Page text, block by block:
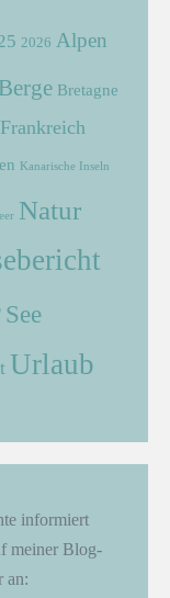
2026 Alpen
Berge Bretagne
Frankreich
Kanarische Inseln
Natur
See
Urlaub
informiert
meiner Blog-
an: